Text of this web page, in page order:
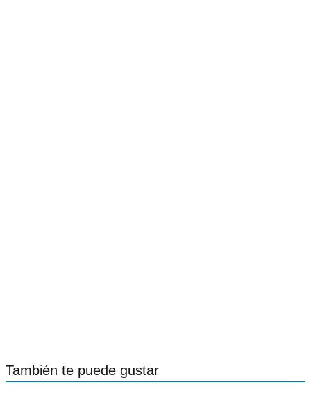
También te puede gustar